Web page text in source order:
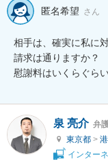
匿名希望 さん
相手は、確実に私に
請求は通りますか？
慰謝料はいくらぐら
泉 亮介 弁
東京都 >
インター